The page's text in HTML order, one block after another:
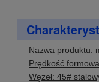
Nazwa produktu:
Prędkość
Węzeł: 45#